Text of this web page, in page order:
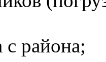
с района;